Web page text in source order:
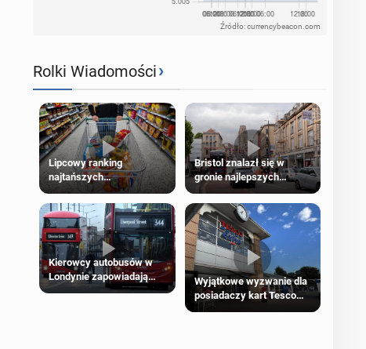
Źródło: currencybeacon.com
Rolki Wiadomości›
Lipcowy ranking
najtańszych
supermarketów
Bristol znalazł się w
gronie najlepszych
kierunków podróży na
świecie
Kierowcy autobusów w
Londynie zapowiadają
strajki
Wyjątkowe wyzwanie dla
posiadaczy kart Tesco
Clubcard!